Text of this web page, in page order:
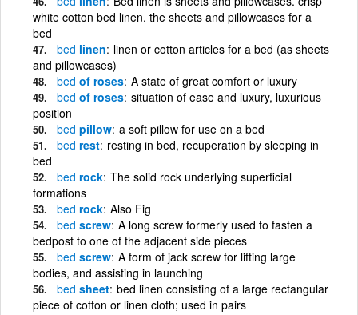
white cotton bed linen. the sheets and pillowcases for a
bed
bed linen linen or cotton articles for a bed (as sheets
and pillowcases)
bed of roses A state of great comfort or luxury
bed of roses situation of ease and luxury, luxurious
position
bed pillow a soft pillow for use on a bed
bed rest resting in bed, recuperation by sleeping in
bed
bed rock The solid rock underlying superficial
formations
bed rock Also Fig
bed screw A long screw formerly used to fasten a
bedpost to one of the adjacent side pieces
bed screw A form of jack screw for lifting large
bodies, and assisting in launching
bed sheet bed linen consisting of a large rectangular
piece of cotton or linen cloth; used in pairs